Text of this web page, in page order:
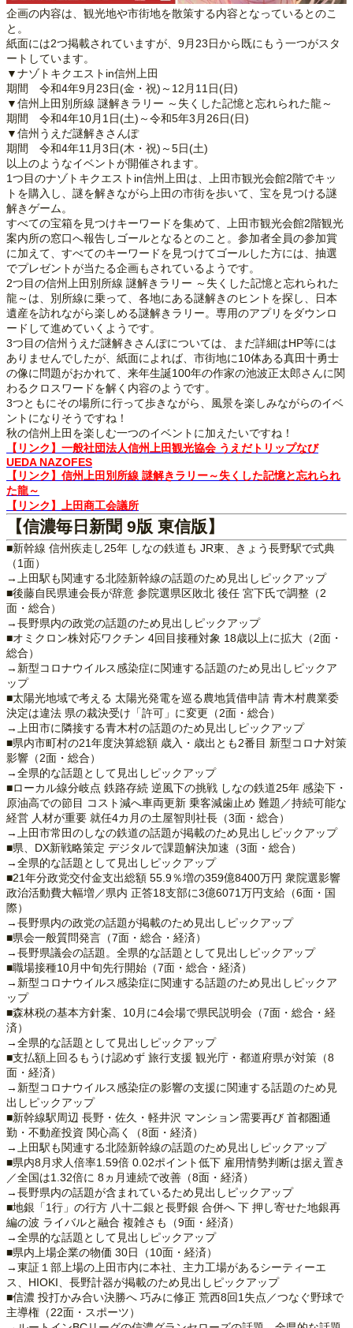
企画の内容は、観光地や市街地を散策する内容となっているとのこ
と。
紙面には2つ掲載されていますが、9月23日から既にもう一つがスタ
ートしています。
▼ナゾトキクエストin信州上田
期間 令和4年9月23日(金・祝)～12月11日(日)
▼信州上田別所線 謎解きラリー ～失くした記憶と忘れられた龍～
期間 令和4年10月1日(土)～令和5年3月26日(日)
▼信州うえだ謎解きさんぽ
期間 令和4年11月3日(木・祝)～5日(土)
以上のようなイベントが開催されます。
1つ目のナゾトキクエストin信州上田は、上田市観光会館2階でキッ
トを購入し、謎を解きながら上田の市街を歩いて、宝を見つける謎
解きゲーム。
すべての宝箱を見つけキーワードを集めて、上田市観光会館2階観光
案内所の窓口へ報告しゴールとなるとのこと。参加者全員の参加賞
に加えて、すべてのキーワードを見つけてゴールした方には、抽選
でプレゼントが当たる企画もされているようです。
2つ目の信州上田別所線 謎解きラリー ～失くした記憶と忘れられた
龍～は、別所線に乗って、各地にある謎解きのヒントを探し、日本
遺産を訪れながら楽しめる謎解きラリー。専用のアプリをダウンロ
ードして進めていくようです。
3つ目の信州うえだ謎解きさんぽについては、まだ詳細はHP等には
ありませんでしたが、紙面によれば、市街地に10体ある真田十勇士
の像に問題がおかれて、来年生誕100年の作家の池波正太郎さんに関
わるクロスワードを解く内容のようです。
3つともにその場所に行って歩きながら、風景を楽しみながらのイベ
ントになりそうですね！
秋の信州上田を楽しむ一つのイベントに加えたいですね！
【リンク】一般社団法人信州上田観光協会 うえだトリップなび
UEDA NAZOFES
【リンク】信州上田別所線 謎解きラリー～失くした記憶と忘れられ
た龍～
【リンク】上田商工会議所
【信濃毎日新聞 9版 東信版】
■新幹線 信州疾走し25年 しなの鉄道も JR東、きょう長野駅で式典
（1面）
→上田駅も関連する北陸新幹線の話題のため見出しピックアップ
■後藤自民県連会長が辞意 参院選県区敗北 後任 宮下氏で調整（2
面・総合）
→長野県内の政党の話題のため見出しピックアップ
■オミクロン株対応ワクチン 4回目接種対象 18歳以上に拡大（2面・
総合）
→新型コロナウイルス感染症に関連する話題のため見出しピックア
ップ
■太陽光地域で考える 太陽光発電を巡る農地賃借申請 青木村農業委
決定は違法 県の裁決受け「許可」に変更（2面・総合）
→上田市に隣接する青木村の話題のため見出しピックアップ
■県内市町村の21年度決算総額 歳入・歳出とも2番目 新型コロナ対策
影響（2面・総合）
→全県的な話題として見出しピックアップ
■ローカル線分岐点 鉄路存続 逆風下の挑戦 しなの鉄道25年 感染下・
原油高での節目 コスト減へ車両更新 乗客減歯止め 難題／持続可能な
経営 人材が重要 就任4カ月の土屋智則社長（3面・総合）
→上田市常田のしなの鉄道の話題が掲載のため見出しピックアップ
■県、DX新戦略策定 デジタルで課題解決加速（3面・総合）
→全県的な話題として見出しピックアップ
■21年分政党交付金支出総額 55.9％増の359億8400万円 衆院選影響
政治活動費大幅増／県内 正答18支部に3億6071万円支給（6面・国
際）
→長野県内の政党の話題が掲載のため見出しピックアップ
■県会一般質問発言（7面・総合・経済）
→長野県議会の話題。全県的な話題として見出しピックアップ
■職場接種10月中旬先行開始（7面・総合・経済）
→新型コロナウイルス感染症に関連する話題のため見出しピックア
ップ
■森林税の基本方針案、10月に4会場で県民説明会（7面・総合・経
済）
→全県的な話題として見出しピックアップ
■支払額上回るもうけ認めず 旅行支援 観光庁・都道府県が対策（8
面・経済）
→新型コロナウイルス感染症の影響の支援に関連する話題のため見
出しピックアップ
■新幹線駅周辺 長野・佐久・軽井沢 マンション需要再び 首都圏通
勤・不動産投資 関心高く（8面・経済）
→上田駅も関連する北陸新幹線の話題のため見出しピックアップ
■県内8月求人倍率1.59倍 0.02ポイント低下 雇用情勢判断は据え置き
／全国は1.32倍に 8ヵ月連続で改善（8面・経済）
→長野県内の話題が含まれているため見出しピックアップ
■地銀「1行」の行方 八十二銀と長野銀 合併へ 下 押し寄せた地銀再
編の波 ライバルと融合 複雑さも（9面・経済）
→全県的な話題として見出しピックアップ
■県内上場企業の物価 30日（10面・経済）
→東証１部上場の上田市内に本社、主力工場があるシーティーエ
ス、HIOKI、長野計器が掲載のため見出しピックアップ
■信濃 投打かみ合い決勝へ 巧みに修正 荒西8回1失点／つなぐ野球で
主導権（22面・スポーツ）